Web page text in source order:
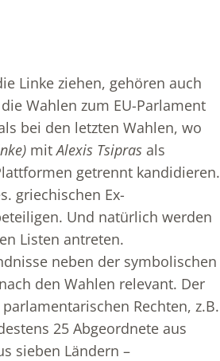
Linke ziehen, gehören auch
Wahlen zum EU-Parlament
bei den letzten Wahlen, wo
mitAlexis Tsipras als
getrennt kandidieren.
griechischen Ex-
Und natürlich werden
Listen antreten.
neben der symbolischen
den Wahlen relevant. Der
Rechten, z.B.
25 Abgeordnete aus
sieben Ländern –